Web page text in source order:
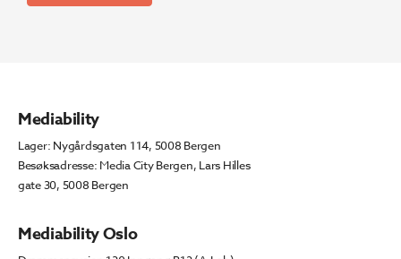
Mediability
Lager: Nygårdsgaten 114, 5008 Bergen
Besøksadresse: Media City Bergen, Lars Hilles
gate 30, 5008 Bergen
Mediability Oslo